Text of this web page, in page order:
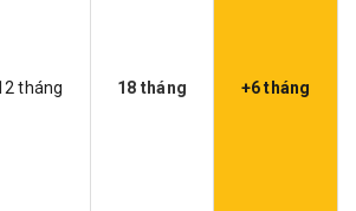
tháng 18 tháng +6 tháng